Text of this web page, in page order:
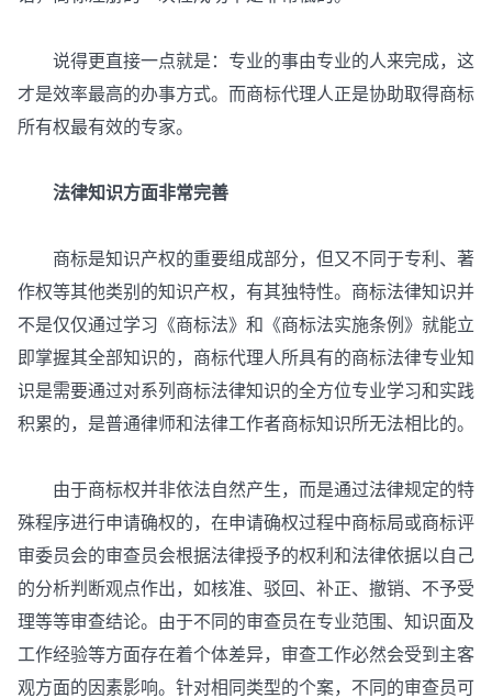
说得更直接一点就是：专业的事由专业的人来完成，这
才是效率最高的办事方式。而商标代理人正是协助取得商标
所有权最有效的专家。
法律知识方面非常完善
商标是知识产权的重要组成部分，但又不同于专利、著
作权等其他类别的知识产权，有其独特性。商标法律知识并
不是仅仅通过学习《商标法》和《商标法实施条例》就能立
即掌握其全部知识的，商标代理人所具有的商标法律专业知
识是需要通过对系列商标法律知识的全方位专业学习和实践
积累的，是普通律师和法律工作者商标知识所无法相比的。
由于商标权并非依法自然产生，而是通过法律规定的特
殊程序进行申请确权的，在申请确权过程中商标局或商标评
审委员会的审查员会根据法律授予的权利和法律依据以自己
的分析判断观点作出，如核准、驳回、补正、撤销、不予受
理等等审查结论。由于不同的审查员在专业范围、知识面及
工作经验等方面存在着个体差异，审查工作必然会受到主客
观方面的因素影响。针对相同类型的个案，不同的审查员可